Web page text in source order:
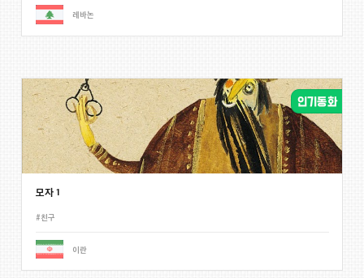
레바논
모자 1
#친구
이란